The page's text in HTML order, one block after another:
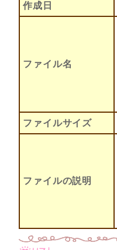
作成日
ファイル名
ファイルサイズ
ファイルの説明